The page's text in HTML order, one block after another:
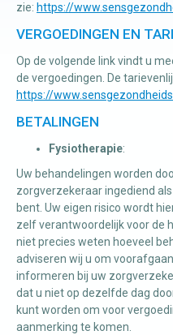
zie: https://
VERGOEDINGEN EN
Op de volgende link vindt u
de vergoedingen. De
https://
BETALINGEN
Fysiotherapie:
Uw behandelingen worden
zorgverzekeraar ingediend
bent. Uw eigen risico wordt
zelf verantwoordelijk voor de
niet precies weten hoeveel
adviseren wij u om
informeren bij uw
dat u niet op dezelfde dag
kunt worden om voor
aanmerking te komen.